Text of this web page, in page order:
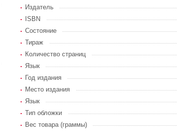
Издатель
ISBN
Состояние
Тираж
Количество страниц
Язык
Год издания
Место издания
Язык
Тип обложки
Вес товара (граммы)